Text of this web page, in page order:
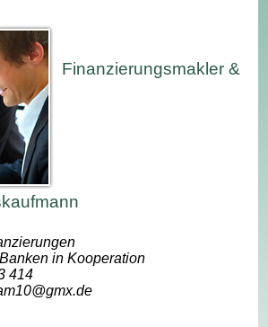
Finanzierungsmakler &
in Kooperation
414